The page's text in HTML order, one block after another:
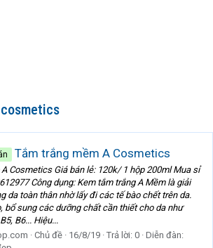
Tắm trắng mềm A Cosmetics
Cosmetics Giá bán lẻ: 120k/ 1 hộp 200ml Mua sỉ
Công dụng: Kem tắm trắng A Mềm là giải
da toàn thân nhờ lấy đi các tế bào chết trên da.
bổ sung các dưỡng chất cần thiết cho da như
B6... Hiệu...
Chủ đề 16/8/19 Trả lời: 0 Diễn đàn: